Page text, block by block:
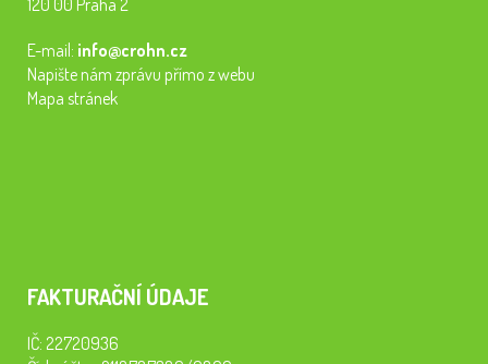
120 00 Praha 2
E-mail: info@crohn.cz
Napište nám zprávu přímo z webu
Mapa stránek
FAKTURAČNÍ ÚDAJE
IČ: 22720936